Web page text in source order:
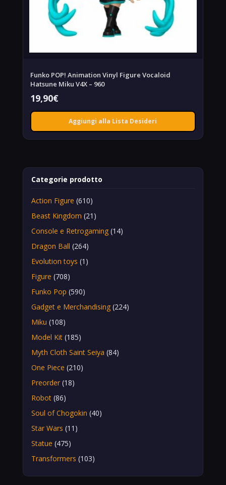
Funko POP! Animation Vinyl Figure Vocaloid
Hatsune Miku V4X – 960
19,90€
Aggiungi alla Lista Desideri
Categorie prodotto
Action Figure (610)
Beast Kingdom (21)
Console e Retrogaming (14)
Dragon Ball (264)
Evolution toys (1)
Figure (708)
Funko Pop (590)
Gadget e Merchandising (224)
Miku (108)
Model Kit (185)
Myth Cloth Saint Seiya (84)
One Piece (210)
Preorder (18)
Robot (86)
Soul of Chogokin (40)
Star Wars (11)
Statue (475)
Transformers (103)